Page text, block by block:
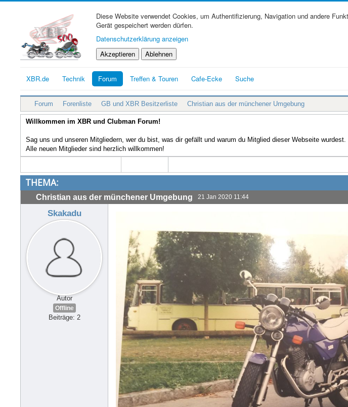
Diese Website verwendet Cookies, um Authentifizierung, Navigation und andere
Gerät gespeichert werden dürfen.
Datenschutzerklärung anzeigen
Akzeptieren
Ablehnen
XBR.de Technik Forum Treffen & Touren Cafe-Ecke Suche
Forum Forenliste GB und XBR Besitzerliste Christian aus der münchener Umgebung
Willkommen im XBR und Clubman Forum!
Sag uns und unseren Mitgliedern, wer du bist, was dir gefällt und warum du Mitglied dieser Webseite wurdest.
Alle neuen Mitglieder sind herzlich willkommen!
THEMA:
Christian aus der münchener Umgebung 21 Jan 2020 11:44
Skakadu
Autor
Offline
Beiträge: 2